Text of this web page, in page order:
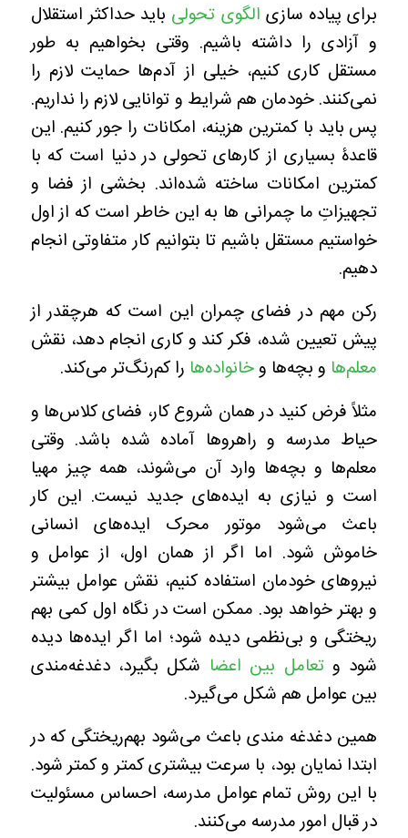
برای پیاده سازی الگوی تحولی باید حداکثر استقلال
و آزادی را داشته باشیم. وقتی بخواهیم به طور
مستقل کاری کنیم، خیلی از آدم‌ها حمایت لازم را
نمی‌کنند. خودمان هم شرایط و توانایی لازم را نداریم.
پس باید با کمترین هزینه، امکانات را جور کنیم. این
قاعدۀ بسیاری از کارهای تحولی در دنیا است که با
کمترین امکانات ساخته شده‌اند. بخشی از فضا و
تجهیزاتِ ما چمرانی ها به این خاطر است که از اول
خواستیم مستقل باشیم تا بتوانیم کار متفاوتی انجام
دهیم.
رکن مهم در فضای چمران این است که هرچقدر از
پیش تعیین شده، فکر کند و کاری انجام دهد، نقش
معلم‌ها و بچه‌ها وخانواده‌ها را کم‌رنگ‌تر می‌کند.
مثلاً فرض کنید در همان شروع کار، فضای کلاس‌ها و
حیاط مدرسه و راهروها آماده شده باشد. وقتی
معلم‌ها و بچه‌ها وارد آن می‌شوند، همه چیز مهیا
است و نیازی به ایده‌های جدید نیست. این کار
باعث می‌شود موتور محرک ایده‌های انسانی
خاموش شود. اما اگر از همان اول، از عوامل و
نیروهای خودمان استفاده کنیم، نقش عوامل بیشتر
و بهتر خواهد بود. ممکن است در نگاه اول کمی بهم
ریختگی و بی‌نظمی دیده شود؛ اما اگر ایده‌ها دیده
شود وتعامل بین اعضا شکل بگیرد، دغدغه‌مندی
بین عوامل هم شکل می‌گیرد.
همین دغدغه مندی باعث می‌شود بهم‌ریختگی که در
ابتدا نمایان بود، با سرعت بیشتری کمتر و کمتر شود.
با این روش تمام عوامل مدرسه، احساس مسئولیت
در قبال امور مدرسه می‌کنند.